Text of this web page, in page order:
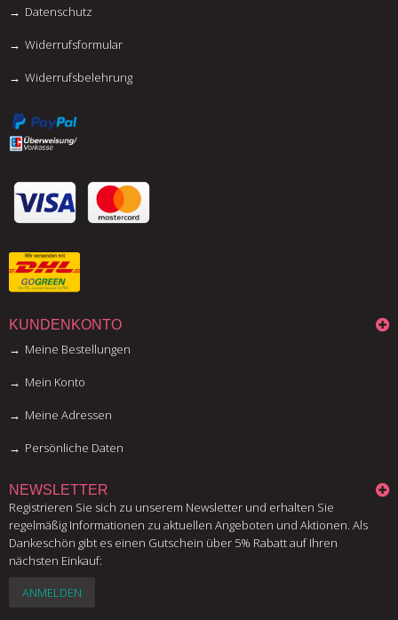
Datenschutz
Widerrufsformular
Widerrufsbelehrung
KUNDENKONTO
Meine Bestellungen
Mein Konto
Meine Adressen
Persönliche Daten
NEWSLETTER
Registrieren Sie sich zu unserem Newsletter und erhalten Sie
regelmäßig Informationen zu aktuellen Angeboten und Aktionen. Als
Dankeschön gibt es einen Gutschein über 5% Rabatt auf Ihren
nächsten Einkauf:
ANMELDEN